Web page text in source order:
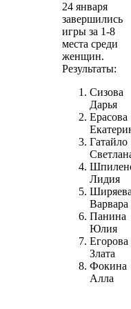
24 января
завершились
игры за 1-8
места среди
женщин.
Результаты:
Сизова
Дарья
Ерасова
Гатайло
Лидия
Варвара
Панина
Юлия
Егорова
Злата
Фокина
Алла